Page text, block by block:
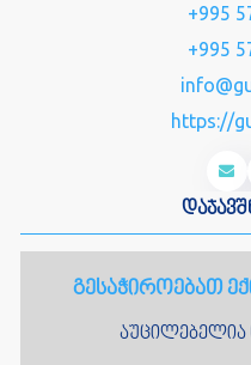
+995
+995
https://
გესაჭიროებათ
აუცილებელია